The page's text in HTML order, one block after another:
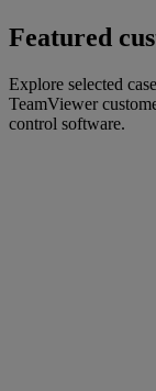
Featured
Explore selected
TeamViewer
control software.